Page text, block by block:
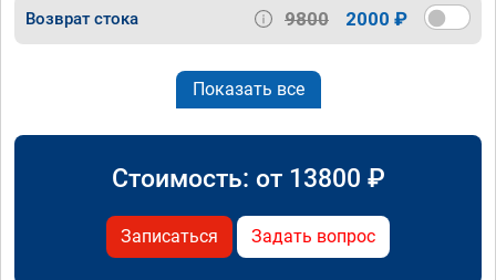
Возврат стока 9800 2000 ₽
Показать все
Стоимость: от 13800 ₽
Записаться Задать вопрос